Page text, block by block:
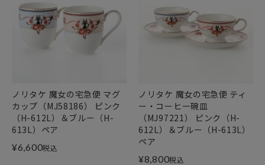
ノリタケ 魔女の宅急便 マグ
カップ（MJ58186） ピンク
（H-612L）＆ブルー（H-
613L）ペア
¥6,600税込
ノリタケ 魔女の宅急便 ティ
ー・コーヒー碗皿
（MJ97221） ピンク（H-
612L）＆ブルー（H-613L）
ペア
¥8,800税込